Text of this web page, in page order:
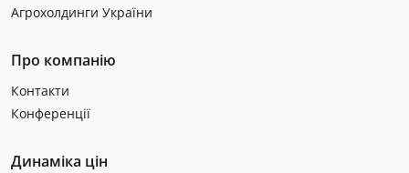
Агрохолдинги України
Про компанію
Контакти
Конференції
Динаміка цін